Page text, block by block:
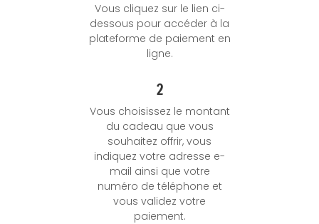
Vous cliquez sur le lien ci-
dessous pour accéder à la
plateforme de paiement en
ligne.
2
Vous choisissez le montant
du cadeau que vous
souhaitez offrir, vous
indiquez votre adresse e-
mail ainsi que votre
numéro de téléphone et
vous validez votre
paiement.